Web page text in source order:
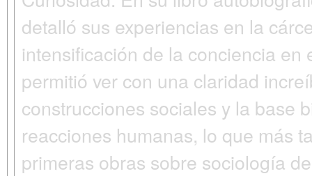
detalló sus experiencias en la
intensificación de la conciencia
permitió ver con una claridad
construcciones sociales y la base
reacciones humanas, lo que más
primeras obras sobre sociología